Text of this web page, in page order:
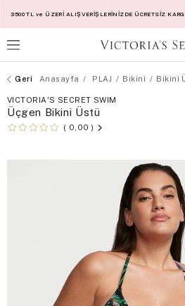
3500 TL ve ÜZERİ ALIŞVERİŞLERİNİZDE ÜCRETSİZ
Anasayfa PLAJ Bikini Bikini
VICTORIA'S SECRET SWIM
Üçgen Bikini Üstü
0,00